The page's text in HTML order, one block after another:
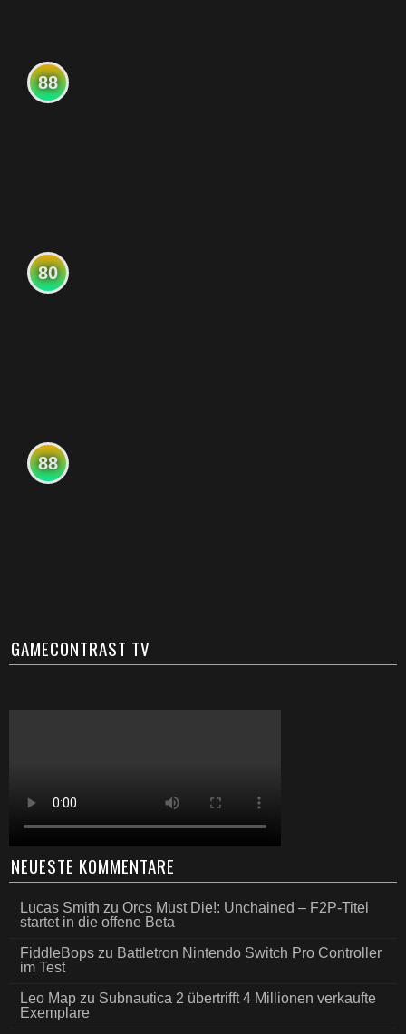
88
80
88
GAMECONTRAST TV
NEUESTE KOMMENTARE
Lucas Smith zu Orcs Must Die!: Unchained – F2P-Titel
startet in die offene Beta
FiddleBops zu Battletron Nintendo Switch Pro Controller
im Test
Leo Map zu Subnautica 2 übertrifft 4 Millionen verkaufte
Exemplare